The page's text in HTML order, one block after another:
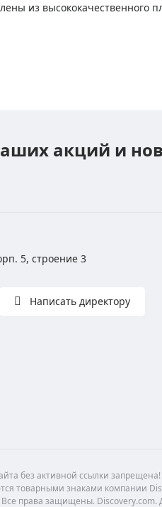
из высококачественного
акций и
5, строение 3
Написать директору
без активной ссылки
товарными знаками компании
права защищены.